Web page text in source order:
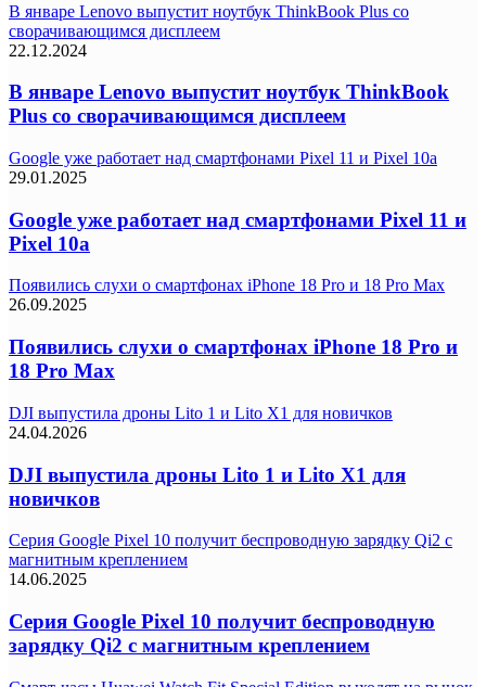
В январе Lenovo выпустит ноутбук ThinkBook Plus со
сворачивающимся дисплеем
22.12.2024
В январе Lenovo выпустит ноутбук ThinkBook
Plus со сворачивающимся дисплеем
Google уже работает над смартфонами Pixel 11 и Pixel 10a
29.01.2025
Google уже работает над смартфонами Pixel 11 и
Pixel 10a
Появились слухи о смартфонах iPhone 18 Pro и 18 Pro Max
26.09.2025
Появились слухи о смартфонах iPhone 18 Pro и
18 Pro Max
DJI выпустила дроны Lito 1 и Lito X1 для новичков
24.04.2026
DJI выпустила дроны Lito 1 и Lito X1 для
новичков
Серия Google Pixel 10 получит беспроводную зарядку Qi2 с
магнитным креплением
14.06.2025
Серия Google Pixel 10 получит беспроводную
зарядку Qi2 с магнитным креплением